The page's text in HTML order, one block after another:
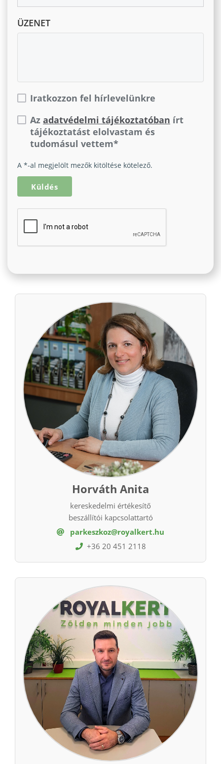
ÜZENET
Iratkozzon fel hírlevelünkre
Az adatvédelmi tájékoztatóban írt
tájékoztatást elolvastam és
tudomásul vettem*
A *-al megjelölt mezők kitöltése kötelező.
Küldés
Horváth Anita
kereskedelmi értékesítő
beszállítói kapcsolattartó
parkeszkoz@royalkert.hu
+36 20 451 2118